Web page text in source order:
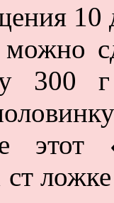
10
300
этот